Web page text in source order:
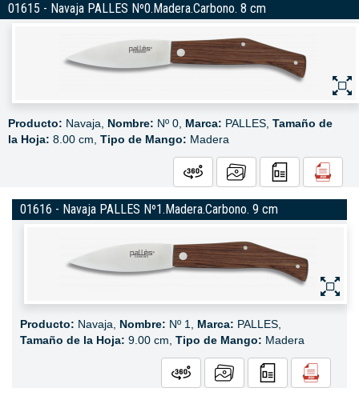
01615 - Navaja PALLES Nº0.Madera.Carbono. 8 cm
Producto: Navaja, Nombre: Nº 0, Marca: PALLES, Tamaño de
la Hoja: 8.00 cm, Tipo de Mango: Madera
01616 - Navaja PALLES Nº1.Madera.Carbono. 9 cm
Producto: Navaja, Nombre: Nº 1, Marca: PALLES,
Tamaño de la Hoja: 9.00 cm, Tipo de Mango: Madera